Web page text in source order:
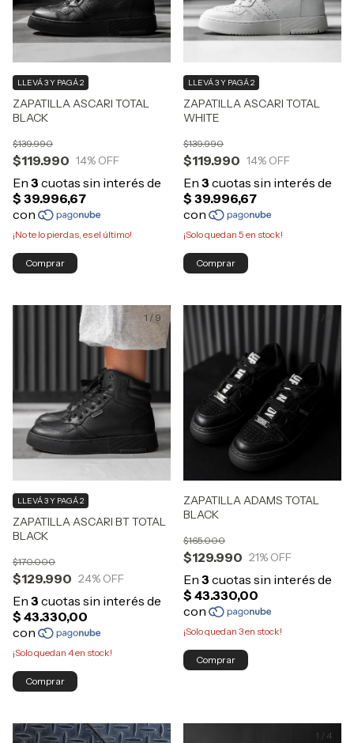
ZAPATILLA ASCARI TOTAL
BLACK
$119.990
$139.990
14% OFF
LLEVÁ 3 Y PAGÁ 2
¡No te lo pierdas, es el último!
Comprar
ZAPATILLA ASCARI TOTAL
WHITE
$119.990
$139.990
14% OFF
LLEVÁ 3 Y PAGÁ 2
¡Solo quedan 5 en stock!
Comprar
1 / 9
ZAPATILLA ASCARI BT TOTAL
BLACK
$129.990
$170.000
24% OFF
LLEVÁ 3 Y PAGÁ 2
¡Solo quedan 4en stock!
Comprar
/ 4
ZAPATILLA ADAMS TOTAL
BLACK
$129.990
$165.000
21% OFF
¡Solo quedan 3en stock!
Comprar
1/3 1 / 4